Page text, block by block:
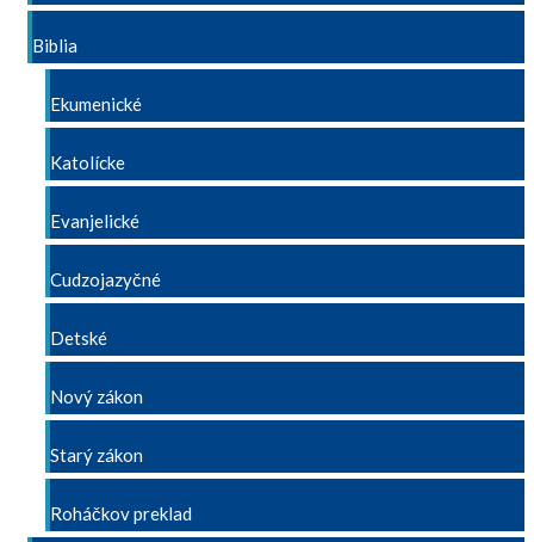
Biblia
Ekumenické
Katolícke
Evanjelické
Cudzojazyčné
Detské
Nový zákon
Starý zákon
Roháčkov preklad